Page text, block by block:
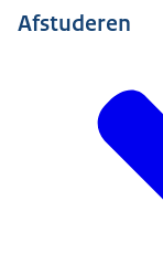
Afstuderen